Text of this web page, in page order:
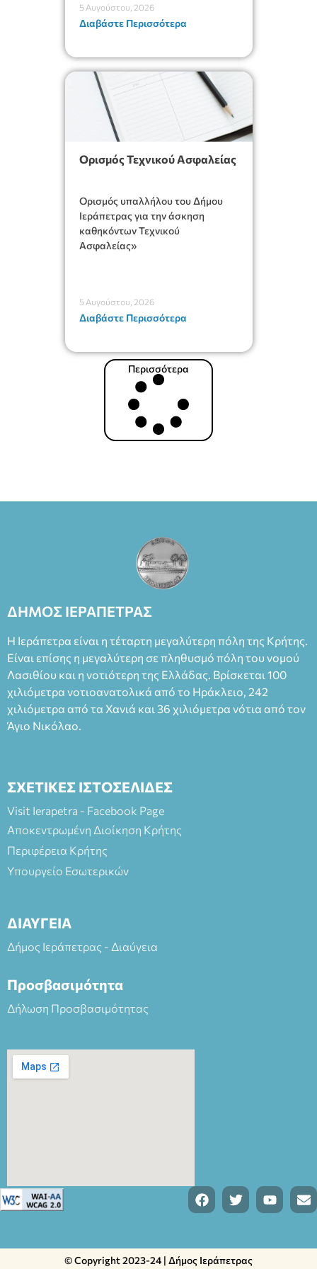
αποφάσεις, πιστοποιητικά,
πράξεις και χρήση του
“Μητρώο Πολιτών” (Ν.
5314/2026).»
5 Αυγούστου, 2026
Διαβάστε Περισσότερα
Ορισμός Τεχνικού Ασφαλείας
Ορισμός υπαλλήλου του Δήμου
Ιεράπετρας για την άσκηση
καθηκόντων Τεχνικού
Ασφαλείας»
5 Αυγούστου, 2026
Διαβάστε Περισσότερα
Περισσότερα
ΔΗΜΟΣ ΙΕΡΑΠΕΤΡΑΣ
Η Ιεράπετρα είναι η τέταρτη μεγαλύτερη πόλη της Κρήτης.
Είναι επίσης η μεγαλύτερη σε πληθυσμό πόλη του νομού
Λασιθίου και η νοτιότερη της Ελλάδας. Βρίσκεται 100
χιλιόμετρα νοτιοανατολικά από το Ηράκλειο, 242
χιλιόμετρα από τα Χανιά και 36 χιλιόμετρα νότια από τον
Άγιο Νικόλαο.
ΣΧΕΤΙΚΕΣ ΙΣΤΟΣΕΛΙΔΕΣ
Visit Ierapetra - Facebook Page
Αποκεντρωμένη Διοίκηση Κρήτης
Περιφέρεια Κρήτης
Υπουργείο Εσωτερικών
ΔΙΑΥΓΕΙΑ
Δήμος Ιεράπετρας - Διαύγεια
Προσβασιμότητα
Δήλωση Προσβασιμότητας
© Copyright 2023-24 | Δήμος Ιεράπετρας